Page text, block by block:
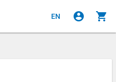
EN account_circle shopping_cart